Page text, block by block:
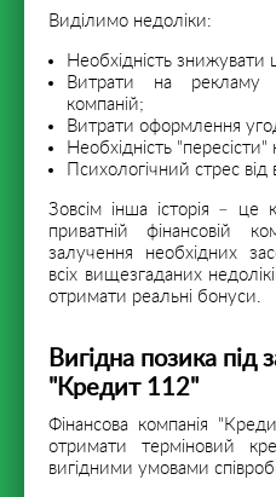
Виділимо недоліки:
Необхідність знижувати
Витрати на рекламу
компаній;
Витрати оформлення
Необхідність
Психологічний стрес
Зовсім інша історія – це
приватній фінансовій
залучення необхідних
всіх вищезгаданих
отримати реальні бонуси.
Вигідна позика під
"Кредит 112"
Фінансова компанія
отримати терміновий
вигідними умовами